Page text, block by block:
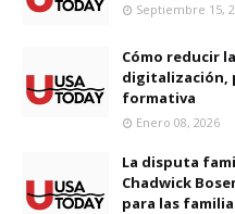
Septiembre 15,
Cómo reducir
digitalización,
formativa
Enero 08, 2026
La disputa
Chadwick
para las